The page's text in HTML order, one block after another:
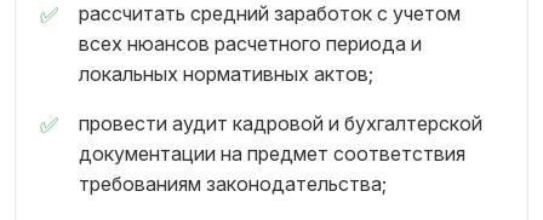
рассчитать средний заработок с учетом
всех нюансов расчетного периода и
локальных нормативных актов;
провести аудит кадровой и бухгалтерской
документации на предмет соответствия
требованиям законодательства;